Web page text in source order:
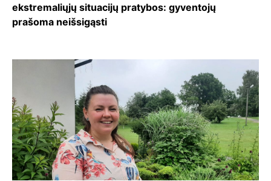
ekstremaliųjų situacijų pratybos: gyventojų
prašoma neišsigąsti